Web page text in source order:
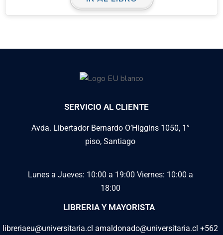
SERVICIO AL CLIENTE
Avda. Libertador Bernardo O’Higgins 1050, 1°
piso, Santiago
Lunes a Jueves: 10:00 a 19:00 Viernes: 10:00 a
18:00
LIBRERIA Y MAYORISTA
libreriaeu@universitaria.cl amaldonado@universitaria.cl +562